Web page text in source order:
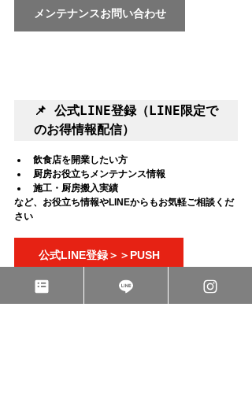
メンテナンスお問い合わせ
📌 公式LINE登録（LINE限定で
のお得情報配信）
飲食店を開業したい方
厨房お役立ちメンテナンス情報
施工・厨房搬入実績
など、お役立ち情報やLINEからもお気軽ご相談くだ
さい
公式LINE登録＞＞PUSH